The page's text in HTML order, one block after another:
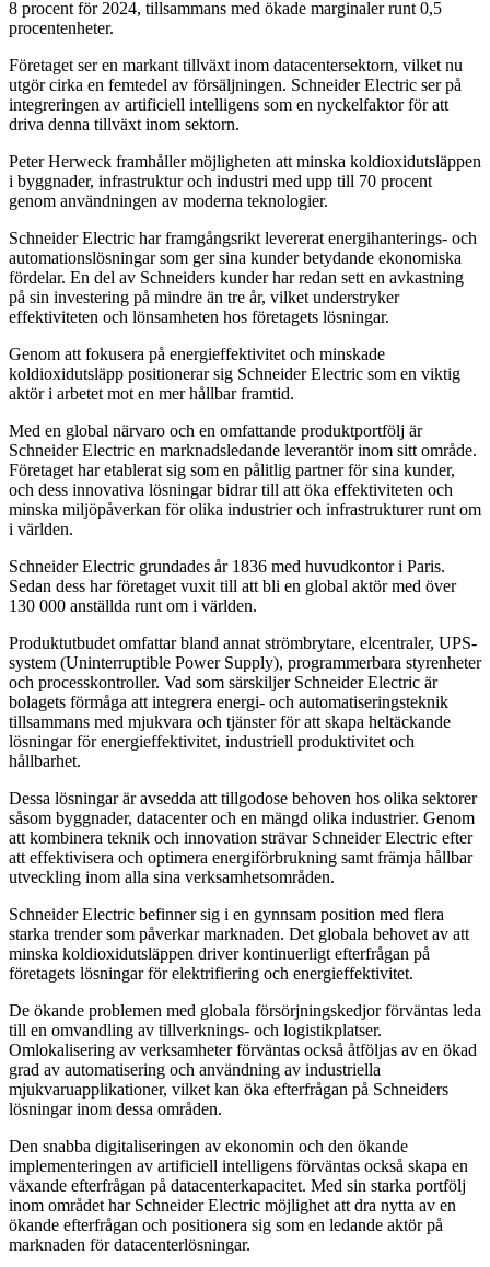
8 procent för 2024, tillsammans med ökade marginaler runt 0,5
procentenheter.
Företaget ser en markant tillväxt inom datacentersektorn, vilket nu
utgör cirka en femtedel av försäljningen. Schneider Electric ser på
integreringen av artificiell intelligens som en nyckelfaktor för att
driva denna tillväxt inom sektorn.
Peter Herweck framhåller möjligheten att minska koldioxidutsläppen
i byggnader, infrastruktur och industri med upp till 70 procent
genom användningen av moderna teknologier.
Schneider Electric har framgångsrikt levererat energihanterings- och
automationslösningar som ger sina kunder betydande ekonomiska
fördelar. En del av Schneiders kunder har redan sett en avkastning
på sin investering på mindre än tre år, vilket understryker
effektiviteten och lönsamheten hos företagets lösningar.
Genom att fokusera på energieffektivitet och minskade
koldioxidutsläpp positionerar sig Schneider Electric som en viktig
aktör i arbetet mot en mer hållbar framtid.
Med en global närvaro och en omfattande produktportfölj är
Schneider Electric en marknadsledande leverantör inom sitt område.
Företaget har etablerat sig som en pålitlig partner för sina kunder,
och dess innovativa lösningar bidrar till att öka effektiviteten och
minska miljöpåverkan för olika industrier och infrastrukturer runt om
i världen.
Schneider Electric grundades år 1836 med huvudkontor i Paris.
Sedan dess har företaget vuxit till att bli en global aktör med över
130 000 anställda runt om i världen.
Produktutbudet omfattar bland annat strömbrytare, elcentraler, UPS-
system (Uninterruptible Power Supply), programmerbara styrenheter
och processkontroller. Vad som särskiljer Schneider Electric är
bolagets förmåga att integrera energi- och automatiseringsteknik
tillsammans med mjukvara och tjänster för att skapa heltäckande
lösningar för energieffektivitet, industriell produktivitet och
hållbarhet.
Dessa lösningar är avsedda att tillgodose behoven hos olika sektorer
såsom byggnader, datacenter och en mängd olika industrier. Genom
att kombinera teknik och innovation strävar Schneider Electric efter
att effektivisera och optimera energiförbrukning samt främja hållbar
utveckling inom alla sina verksamhetsområden.
Schneider Electric befinner sig i en gynnsam position med flera
starka trender som påverkar marknaden. Det globala behovet av att
minska koldioxidutsläppen driver kontinuerligt efterfrågan på
företagets lösningar för elektrifiering och energieffektivitet.
De ökande problemen med globala försörjningskedjor förväntas leda
till en omvandling av tillverknings- och logistikplatser.
Omlokalisering av verksamheter förväntas också åtföljas av en ökad
grad av automatisering och användning av industriella
mjukvaruapplikationer, vilket kan öka efterfrågan på Schneiders
lösningar inom dessa områden.
Den snabba digitaliseringen av ekonomin och den ökande
implementeringen av artificiell intelligens förväntas också skapa en
växande efterfrågan på datacenterkapacitet. Med sin starka portfölj
inom området har Schneider Electric möjlighet att dra nytta av en
ökande efterfrågan och positionera sig som en ledande aktör på
marknaden för datacenterlösningar.